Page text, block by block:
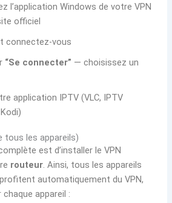
l’application Windows de votre VPN
officiel
connectez-vous
“Se connecter” — choisissez un
application IPTV (VLC, IPTV
tous les appareils)
est d’installer le VPN
routeur. Ainsi, tous les appareils
automatiquement du VPN,
appareil :